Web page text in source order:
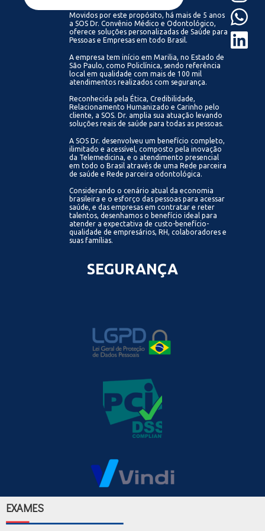
Movidos por este propósito, há mais de 5 anos
a SOS Dr. Convênio Médico e Odontológico,
oferece soluções personalizadas de Saúde para
Pessoas e Empresas em todo Brasil.
A empresa tem início em Marilia, no Estado de
São Paulo, como Policlínica, sendo referência
local em qualidade com mais de 100 mil
atendimentos realizados com segurança.
Reconhecida pela Ética, Credibilidade,
Relacionamento Humanizado e Carinho pelo
cliente, a SOS. Dr. amplia sua atuação levando
soluções reais de saúde para todas as pessoas.
A SOS Dr. desenvolveu um benefício completo,
ilimitado e acessível, composto pela inovação
da Telemedicina, e o atendimento presencial
em todo o Brasil através de uma Rede parceira
de saúde e Rede parceira odontológica.
Considerando o cenário atual da economia
brasileira e o esforço das pessoas para acessar
saúde, e das empresas em contratar e reter
talentos, desenhamos o benefício ideal para
atender a expectativa de custo-benefício-
qualidade de empresários, RH, colaboradores e
suas famílias.
SEGURANÇA
EXAMES